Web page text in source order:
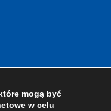
mogą być
w celu